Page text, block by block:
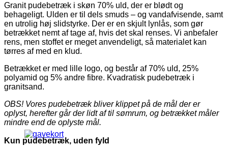
Granit pudebetræk i skøn 70% uld, der er blødt og
behageligt. Ulden er til dels smuds – og vandafvisende, samt
en utrolig høj slidstyrke. Der er en skjult lynlås, som gør
betrækket nemt af tage af, hvis det skal renses. Vi anbefaler
rens, men stoffet er meget anvendeligt, så materialet kan
tørres af med en klud.
Betrækket er med lille logo, og består af 70% uld, 25%
polyamid og 5% andre fibre. Kvadratisk pudebetræk i
granitsand.
OBS! Vores pudebetræk bliver klippet på de mål der er
oplyst, herefter går der lidt af til sømrum, og betrækket måler
mindre end de oplyste mål.
Kun pudebetræk, uden fyld